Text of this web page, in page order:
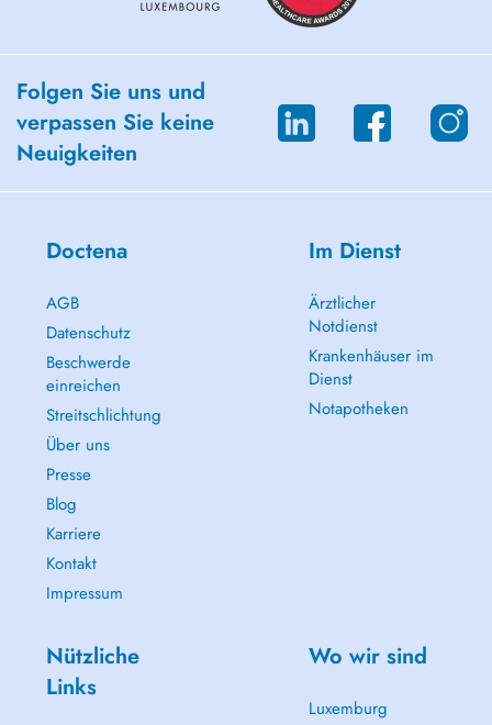
Folgen Sie uns und
verpassen Sie keine
Neuigkeiten
Doctena
AGB
Datenschutz
Beschwerde
einreichen
Streitschlichtung
Über uns
Presse
Blog
Karriere
Kontakt
Impressum
Im Dienst
Ärztlicher
Notdienst
Krankenhäuser im
Dienst
Notapotheken
Nützliche
Links
Wo wir sind
Luxemburg